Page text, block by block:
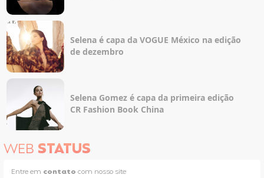
Selena é capa da VOGUE México na edição
de dezembro
Selena Gomez é capa da primeira edição
CR Fashion Book China
WEB STATUS
Entre em contato com nosso site